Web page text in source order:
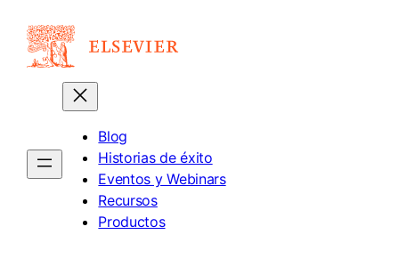
al
contenido
Blog
Historias de éxito
Eventos y Webinars
Recursos
Productos